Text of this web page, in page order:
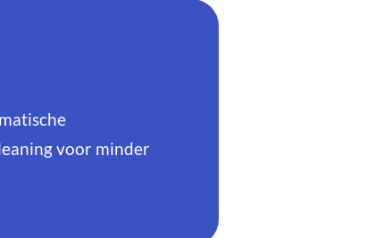
voor minder